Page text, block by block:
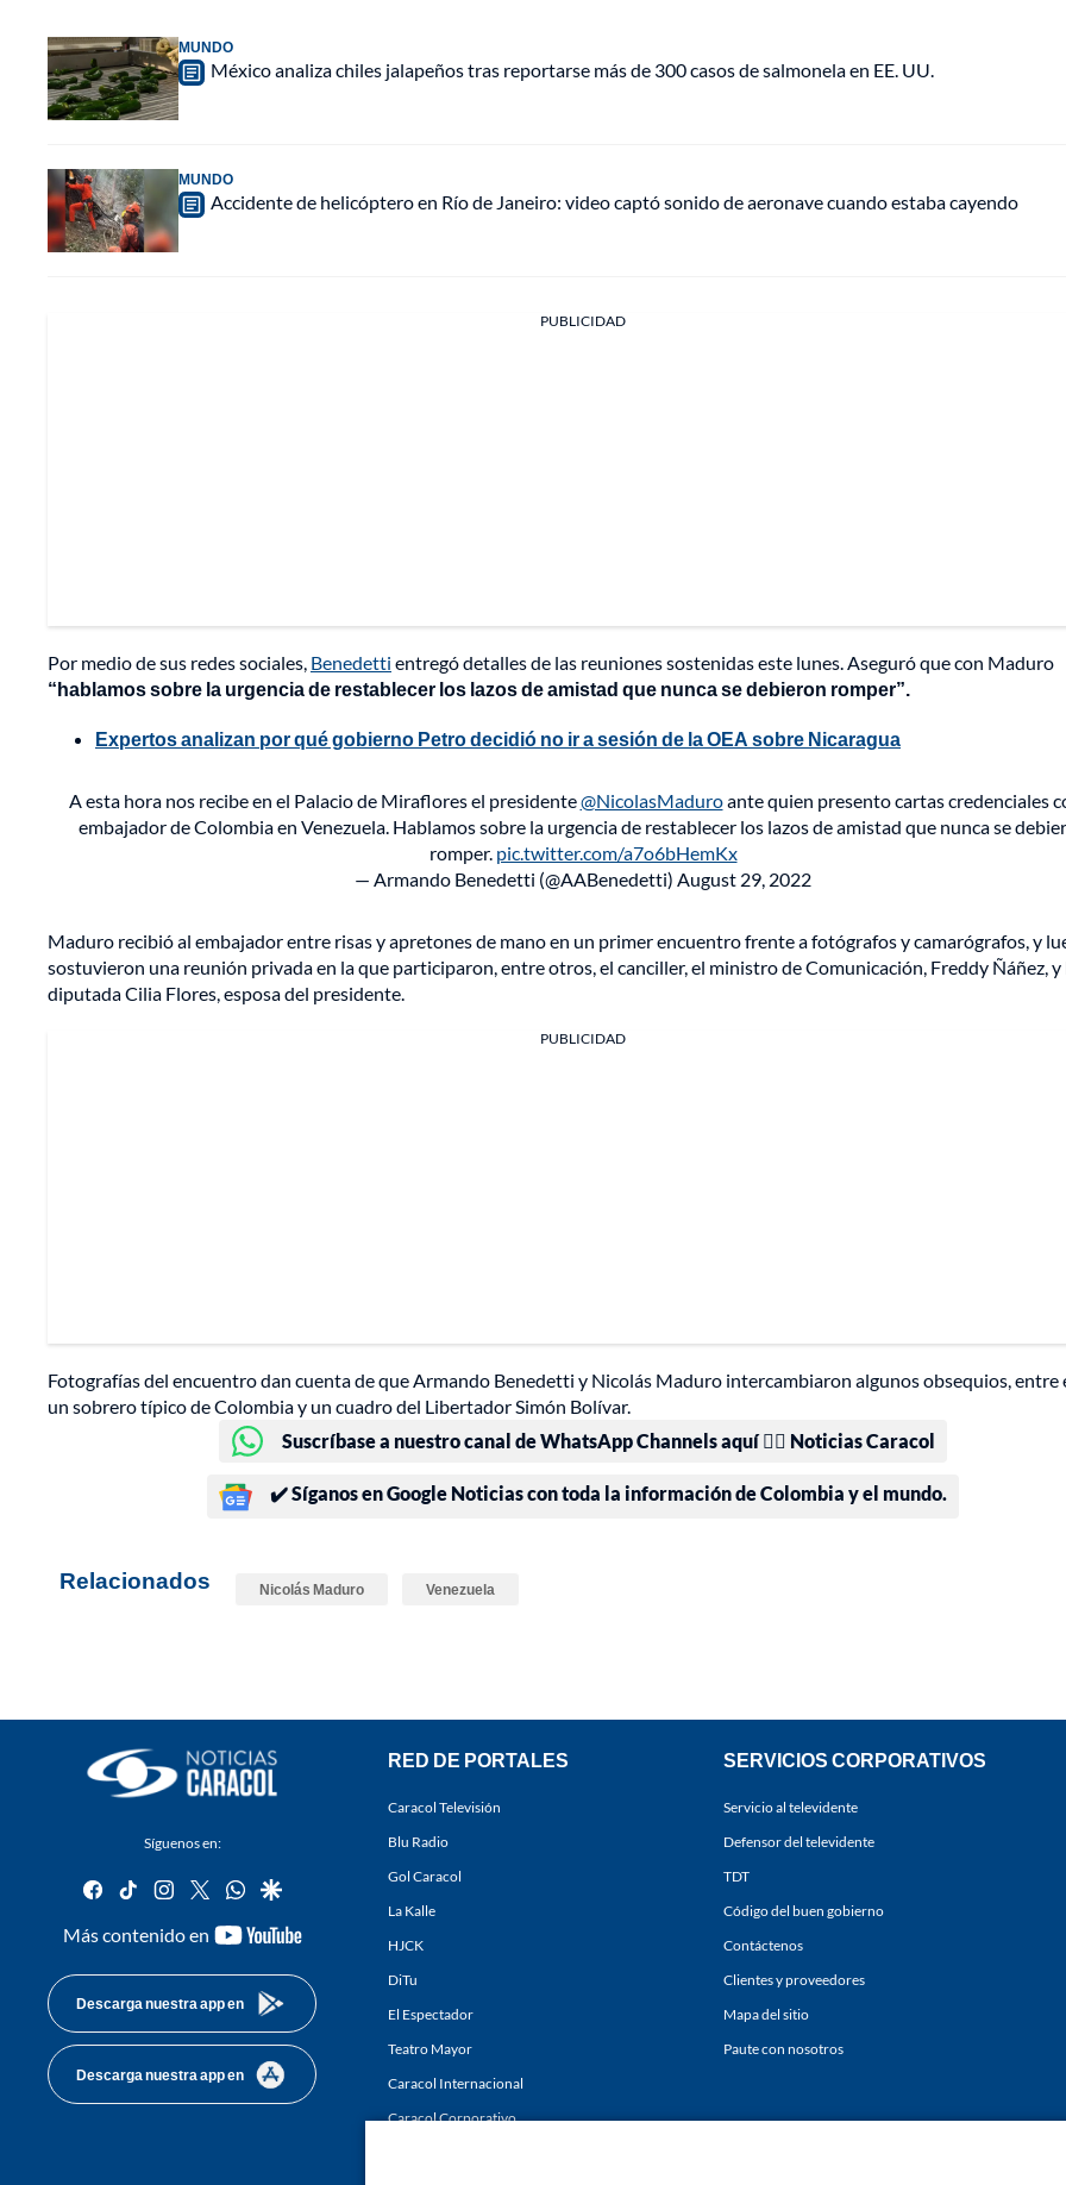
MUNDO
México analiza chiles jalapeños tras reportarse más de 300 casos de salmonela en EE. UU.
MUNDO
Accidente de helicóptero en Río de Janeiro: video captó sonido de aeronave cuando estaba cayendo
PUBLICIDAD
Por medio de sus redes sociales, Benedetti entregó detalles de las reuniones sostenidas este lunes. Aseguró que con Maduro
“hablamos sobre la urgencia de restablecer los lazos de amistad que nunca se debieron romper”.
Expertos analizan por qué gobierno Petro decidió no ir a sesión de la OEA sobre Nicaragua
A esta hora nos recibe en el Palacio de Miraflores el presidente@NicolasMaduroante quien presento cartas credenciales
embajador de Colombia en Venezuela. Hablamos sobre la urgencia de restablecer los lazos de amistad que nunca se
romper. pic.twitter.com/a7o6bHemKx
— Armando Benedetti (@AABenedetti) August 29, 2022
Maduro recibió al embajador entre risas y apretones de mano en un primer encuentro frente a fotógrafos y camarógrafos, y
sostuvieron una reunión privada en la que participaron, entre otros, el canciller, el ministro de Comunicación, Freddy Ñáñez, y
diputada Cilia Flores, esposa del presidente.
PUBLICIDAD
Fotografías del encuentro dan cuenta de que Armando Benedetti y Nicolás Maduro intercambiaron algunos obsequios, entre
un sobrero típico de Colombia y un cuadro del Libertador Simón Bolívar.
Suscríbase a nuestro canal de WhatsApp Channels aquí 👉🏻 Noticias Caracol
✔️ Síganos en Google Noticias con toda la información de Colombia y el mundo.
Relacionados Nicolás Maduro Venezuela
Síguenos en:
facebook
tiktok instagram
twitterwhatsapp
google
Más contenido en
youtube-
Descarga nuestra app en
Descarga nuestra app en
RED DE PORTALES
Caracol Televisión
Blu Radio
Gol Caracol
La Kalle
HJCK
DiTu
El Espectador
Teatro Mayor
Caracol Internacional
Caracol Corporativo
SERVICIOS CORPORATIVOS
Servicio al televidente
Defensor del televidente
TDT
Código del buen gobierno
Contáctenos
Clientes y proveedores
Mapa del sitio
Paute con nosotros